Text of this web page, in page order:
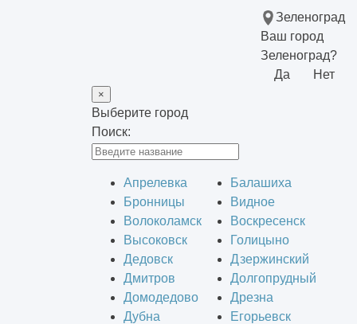
Зеленоград
Ваш город
Зеленоград?
Да
Нет
×
Выберите город
Поиск:
Апрелевка
Балашиха
Бронницы
Видное
Волоколамск
Воскресенск
Высоковск
Голицыно
Дедовск
Дзержинский
Дмитров
Долгопрудный
Домодедово
Дрезна
Дубна
Егорьевск